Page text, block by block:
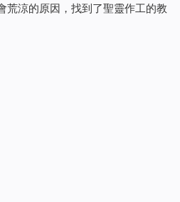
荒涼的原因，找到了聖靈作工的教